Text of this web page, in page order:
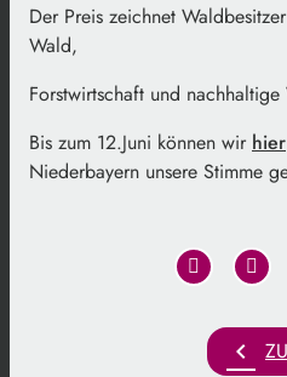
Der Preis zeichnet
Wald,
Forstwirtschaft und
Bis zum 12.Juni können wir hier
Niederbayern unsere Stimme
chevron_left